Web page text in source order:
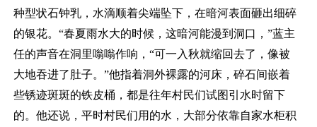
种型状石钟乳，水滴顺着尖端坠下，在暗河表面砸出细碎
的银花。“春夏雨水大的时候，这暗河能漫到洞口，”蓝主
任的声音在洞里嗡嗡作响，“可一入秋就缩回去了，像被
大地吞进了肚子。”他指着洞外裸露的河床，碎石间嵌着
些锈迹斑斑的铁皮桶，都是往年村民们试图引水时留下
的。他还说，平时村民们用的水，大部分依靠自家水柜积